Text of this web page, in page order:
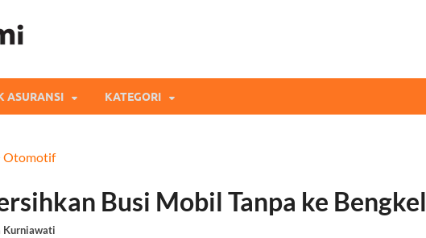
ASURANSI KATEGORI
Otomotif
Busi Mobil Tanpa ke Bengkel
Kurniawati